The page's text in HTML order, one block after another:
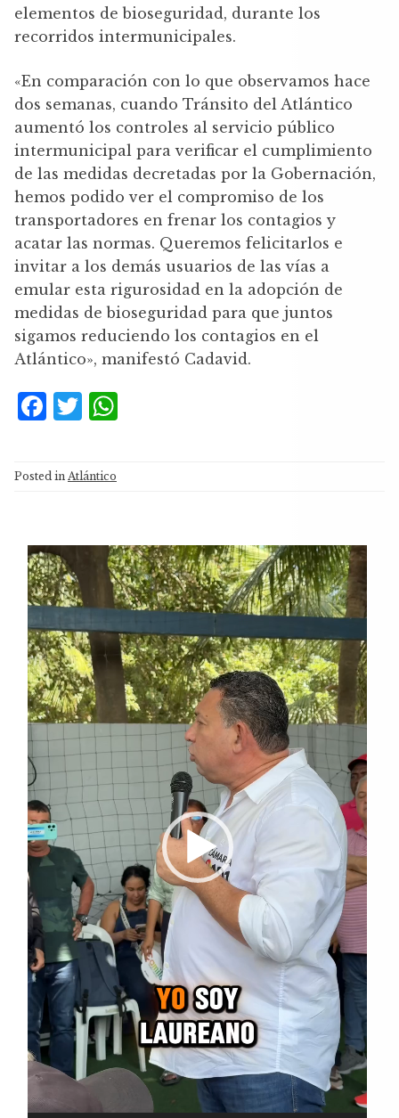
elementos de bioseguridad, durante los
recorridos intermunicipales.
«En comparación con lo que observamos hace
dos semanas, cuando Tránsito del Atlántico
aumentó los controles al servicio público
intermunicipal para verificar el cumplimiento
de las medidas decretadas por la Gobernación,
hemos podido ver el compromiso de los
transportadores en frenar los contagios y
acatar las normas. Queremos felicitarlos e
invitar a los demás usuarios de las vías a
emular esta rigurosidad en la adopción de
medidas de bioseguridad para que juntos
sigamos reduciendo los contagios en el
Atlántico», manifestó Cadavid.
F
c
e
o
o
k
T
it
te
p
p
Posted in Atlántico
Reproductor
de
vídeo